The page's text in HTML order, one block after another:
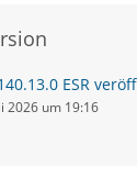
ESR
2026 um 19:16